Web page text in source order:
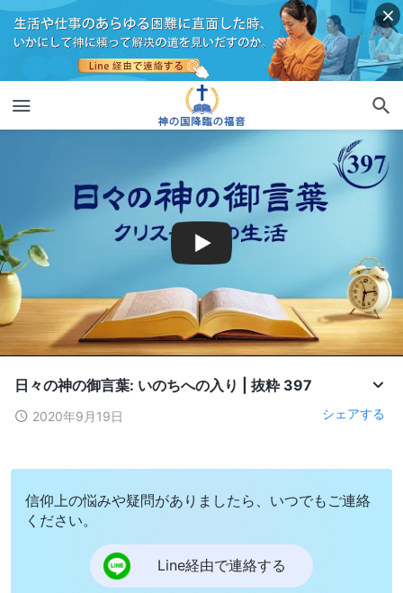
日々の神の御言葉: いのちへの入り | 抜粋 397
2020年9月19日 シェアする
信仰上の悩みや疑問がありましたら、いつでもご連絡
ください。
Line経由で連絡する